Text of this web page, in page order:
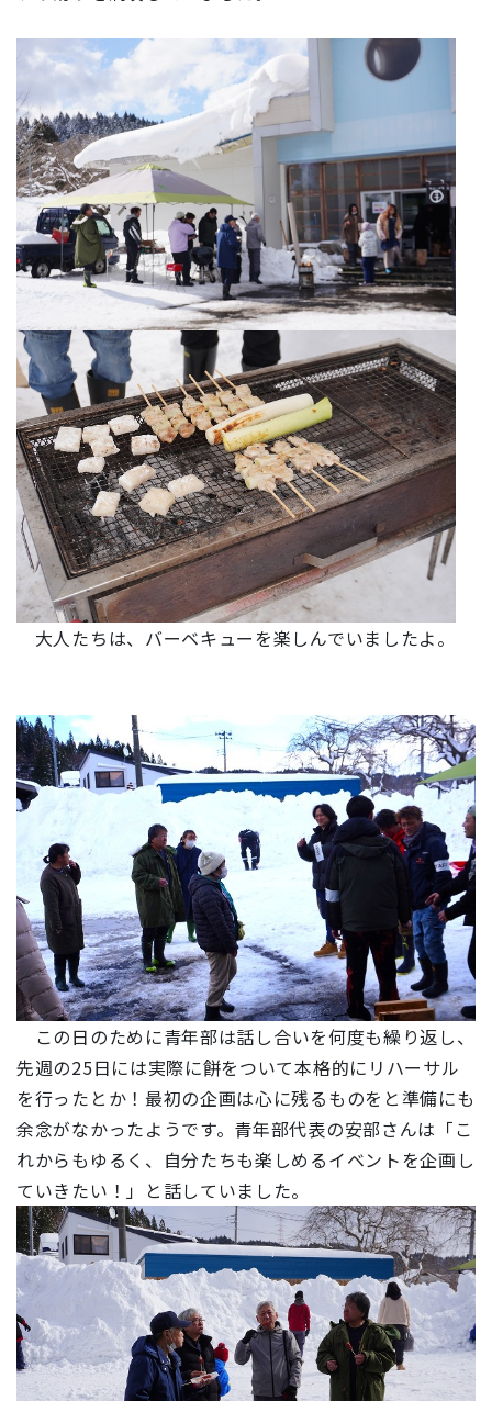
大人たちは、バーベキューを楽しんでいましたよ。
この日のために青年部は話し合いを何度も繰り返し、
先週の25日には実際に餅をついて本格的にリハーサル
を行ったとか！最初の企画は心に残るものをと準備にも
余念がなかったようです。青年部代表の安部さんは「こ
れからもゆるく、自分たちも楽しめるイベントを企画し
ていきたい！」と話していました。